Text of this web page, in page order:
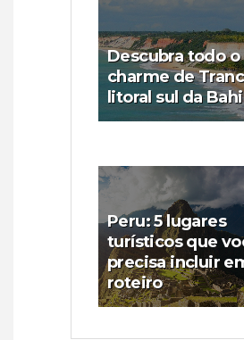
Descubra todo o
charme de
litoral sul da
Peru: 5 lugares
turísticos que
precisa incluir
roteiro